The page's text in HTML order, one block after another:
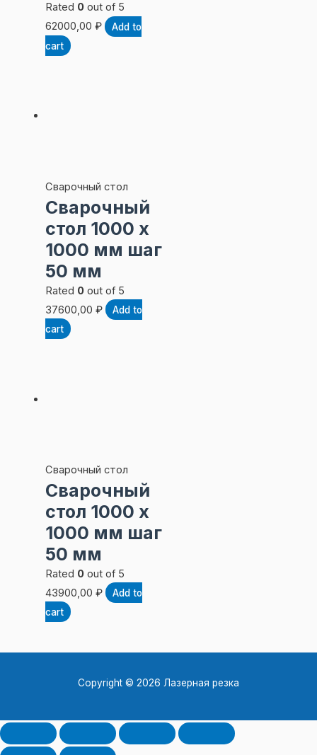
Rated 0out of 5
62000,00 ₽
Add to
cart
Сварочный стол
Сварочный
стол 1000 х
1000 мм шаг
50 мм
Rated 0out of 5
37600,00 ₽
Add to
cart
Сварочный стол
Сварочный
стол 1000 х
1000 мм шаг
50 мм
Rated 0out of 5
43900,00 ₽
Add to
cart
Copyright © 2026 Лазерная резка